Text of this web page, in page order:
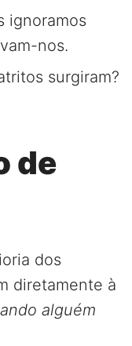
ignoramos
nos.
surgiram?
de
dos
diretamente à
alguém